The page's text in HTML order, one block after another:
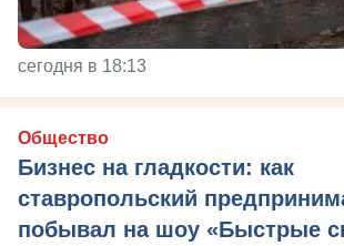
сегодня в 18:13
Общество
Бизнес на гладкости: как
ставропольский
побывал на шоу «Быстрые